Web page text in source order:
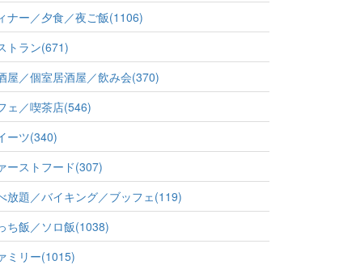
ナー／夕食／夜ご飯(1106)
トラン(671)
屋／個室居酒屋／飲み会(370)
ェ／喫茶店(546)
ーツ(340)
ーストフード(307)
放題／バイキング／ブッフェ(119)
ち飯／ソロ飯(1038)
ミリー(1015)